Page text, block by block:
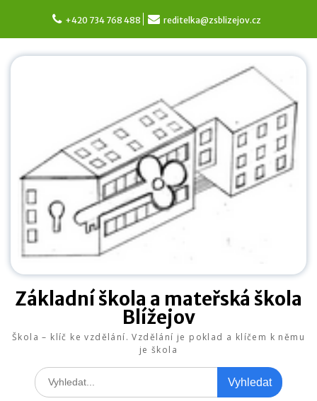
content
+420 734 768 488 reditelka@zsblizejov.cz
Základní škola a mateřská škola
Blížejov
Škola – klíč ke vzdělání. Vzdělání je poklad a klíčem k němu
je škola
Search
for: